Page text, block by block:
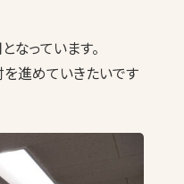
っています。
進めていきたいです